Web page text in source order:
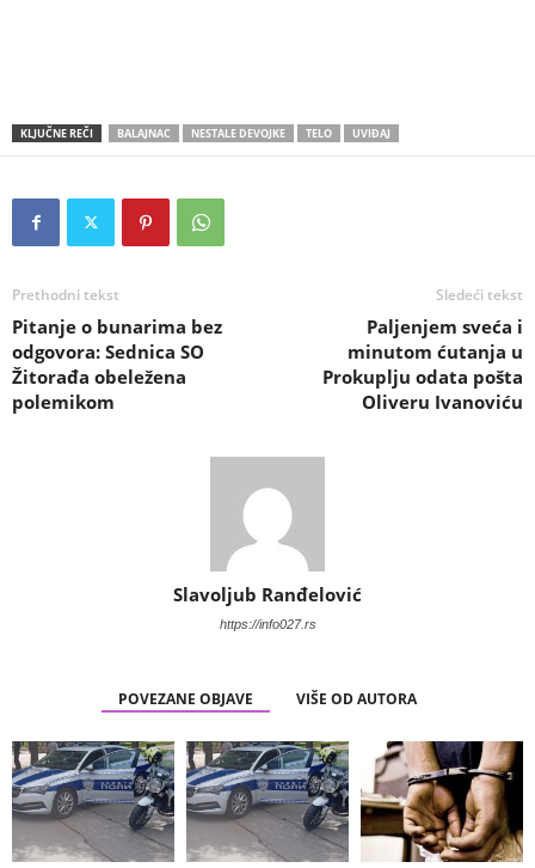
KLJUČNE REČI BALAJNAC NESTALE DEVOJKE TELO UVIĐAJ
Prethodni tekst
Pitanje o bunarima bez
odgovora: Sednica SO
Žitorađa obeležena
polemikom
Sledeći tekst
Paljenjem sveća i
minutom ćutanja u
Prokuplju odata pošta
Oliveru Ivanoviću
Slavoljub Ranđelović
https://info027.rs
POVEZANE OBJAVE VIŠE OD AUTORA